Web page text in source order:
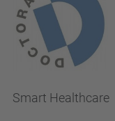
Smart Healthcare